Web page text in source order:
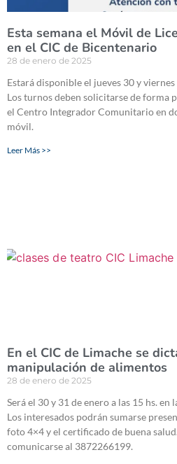
Esta semana el Móvil de
en el CIC de Bicentenario
28 de enero de 2025
Estará disponible el jueves 30 y
Los turnos deben solicitarse de forma
el Centro Integrador Comunitario en
móvil.
Leer Más >>
En el CIC de Limache se
manipulación de alimentos
28 de enero de 2025
Será el 30 y 31 de enero a las 15 hs. en
Los interesados podrán sumarse
foto 4×4 y el certificado de buena
comunicarse al 3872266199.